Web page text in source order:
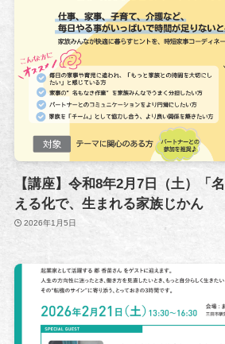
【講座】令和8年2月7日（土）「
える化で、生まれる家族じかん
2026年1月5日